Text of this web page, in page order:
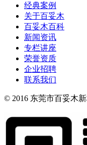
经典案例
关于百妥木
百妥木百科
新闻资讯
专栏讲座
荣誉资质
企业招聘
联系我们
© 2016 东莞市百妥木